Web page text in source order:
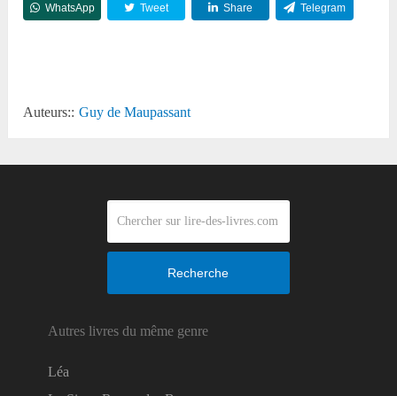
WhatsApp Tweet Share Telegram
Auteurs:: Guy de Maupassant
Recherche
Autres livres du même genre
Léa